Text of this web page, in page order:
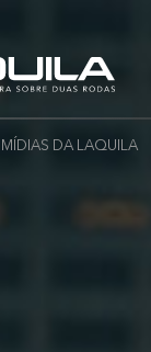
MÍDIAS DA LAQUILA